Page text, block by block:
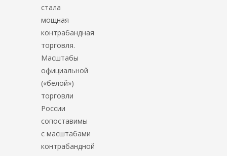
стала
мощная
контрабандная
торговля.
Масштабы
официальной
(«белой»)
торговли
России
сопоставимы
с масштабами
контрабандной